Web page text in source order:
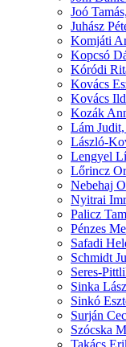
Joó
Juhász
Komjáti
Kopcsó
Kóródi
Kovács
Kovács
Kozák
Lám
László-
Lengyel
Lőrincz
Nebehaj
Nyitrai
Palicz
Pénzes
Safadi
Schmidt
Seres-
Sinka
Sinkó
Surján
Szócska
Takács